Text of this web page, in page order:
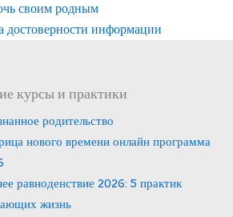
своим родным
достоверности информации
курсы и практики
родительство
нового времени онлайн программа
равноденствие 2026: 5 практик
жизнь